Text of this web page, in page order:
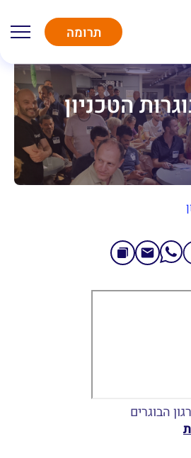
תרומה
הטכניון
הבוגרים